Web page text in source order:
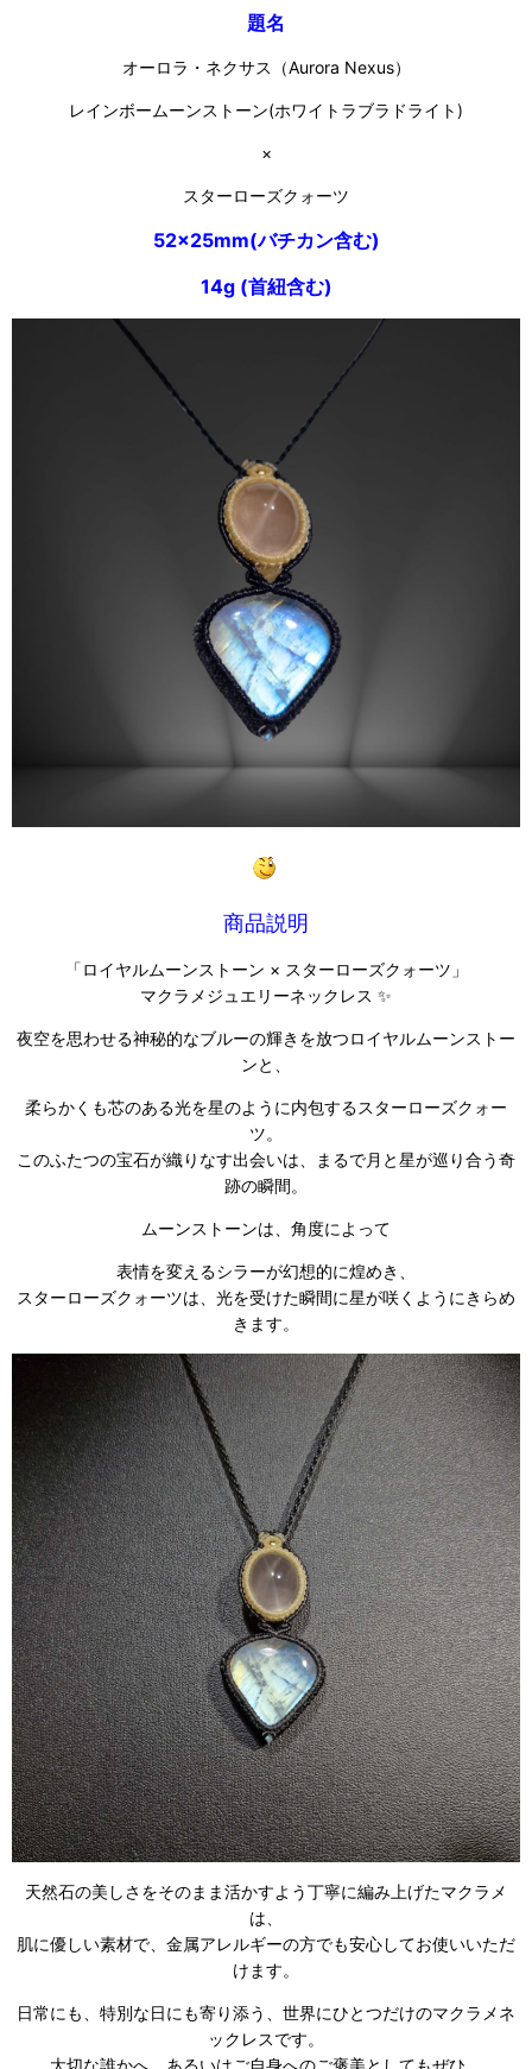
題名
オーロラ・ネクサス（Aurora Nexus）
レインボームーンストーン(ホワイトラブラドライト)
×
スターローズクォーツ
52×25mm(バチカン含む)
14g (首紐含む)
商品説明
「ロイヤルムーンストーン × スターローズクォーツ」
マクラメジュエリーネックレス ✨
夜空を思わせる神秘的なブルーの輝きを放つロイヤルムーンストー
ンと、
柔らかくも芯のある光を星のように内包するスターローズクォー
ツ。
このふたつの宝石が織りなす出会いは、まるで月と星が巡り合う奇
跡の瞬間。
ムーンストーンは、角度によって
表情を変えるシラーが幻想的に煌めき、
スターローズクォーツは、光を受けた瞬間に星が咲くようにきらめ
きます。
天然石の美しさをそのまま活かすよう丁寧に編み上げたマクラメ
は、
肌に優しい素材で、金属アレルギーの方でも安心してお使いいただ
けます。
日常にも、特別な日にも寄り添う、世界にひとつだけのマクラメネ
ックレスです。
大切な誰かへ、あるいはご自身へのご褒美としてもぜひ。